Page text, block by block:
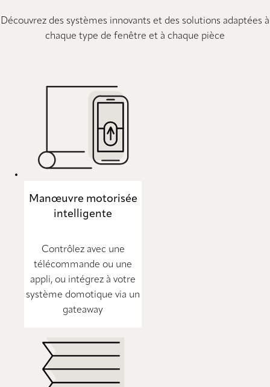
Découvrez des systèmes innovants et des solutions adaptées à
chaque type de fenêtre et à chaque pièce
Manœuvre motorisée
intelligente
Contrôlez avec une
télécommande ou une
appli, ou intégrez à votre
système domotique via un
gateaway